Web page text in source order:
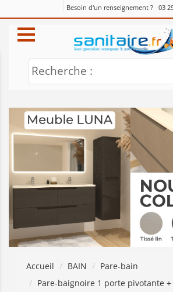
Besoin d'un renseignement ? 03
Recherche :
Accueil BAIN
Pare-bain
Pare-baignoire 1 porte pivotante +